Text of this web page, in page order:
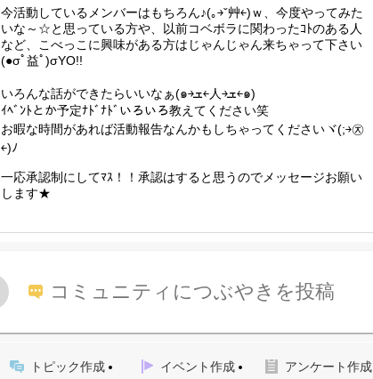
今活動しているメンバーはもちろん♪(｡￫ˇ艸￩)ｗ、今度やってみた
いな～☆と思っている方や、以前コベボラに関わったｺﾄのある人
など、こべっこに興味がある方はじゃんじゃん来ちゃって下さい
(●σﾟ益ﾟ)σYO!!
いろんな話ができたらいいなぁ(๑￫ܫ￩人￫ܫ￩๑)
ｲﾍﾞﾝﾄとか予定ﾅﾄﾞﾅﾄﾞいろいろ教えてください笑
お暇な時間があれば活動報告なんかもしちゃってくださいヾ(;￫㉨
￩)ﾉ
一応承認制にしてﾏｽ！！承認はすると思うのでメッセージお願い
します★
コミュニティにつぶやきを投稿
トピック作成 イベント作成 アンケート作成